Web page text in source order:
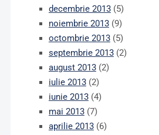
decembrie 2013(5)
noiembrie 2013(9)
octombrie 2013(5)
septembrie 2013(2)
august 2013(2)
iulie 2013(2)
iunie 2013(4)
mai 2013(7)
aprilie 2013(6)